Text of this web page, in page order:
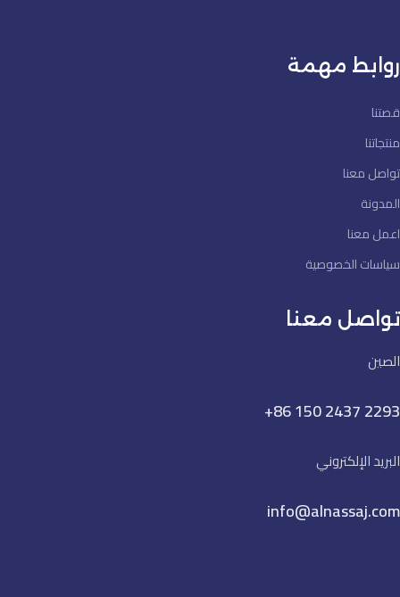
روابط مهمة
قصتنا
منتجاتنا
تواصل معنا
المدونة
اعمل معنا
سياسات الخصوصية
تواصل معنا
الصين
+86 150 2437 2293
البريد الإلكتروني
info@alnassaj.com